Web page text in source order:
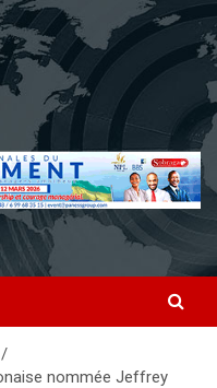
nommée Jeffrey